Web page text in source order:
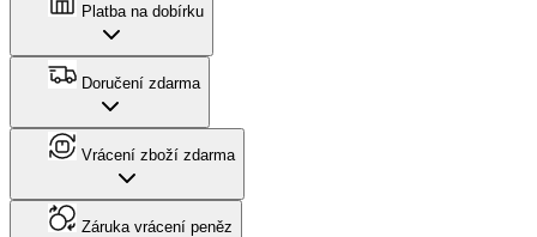
Platba na dobírku
Doručení zdarma
Vrácení zboží zdarma
Záruka vrácení peněz